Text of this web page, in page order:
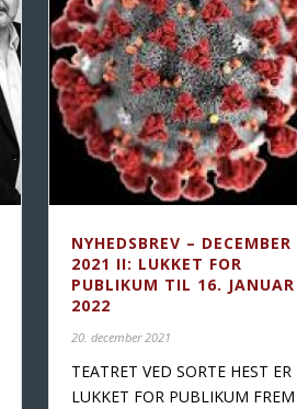
NYHEDSBREV – DECEMBER
2021 II: LUKKET FOR
PUBLIKUM TIL 16. JANUAR
2022
20. december 2021
TEATRET VED SORTE HEST ER
LUKKET FOR PUBLIKUM FREM